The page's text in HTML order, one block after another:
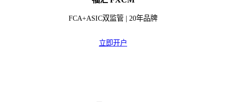
FCA+ASIC双监管 | 20年品牌
立即开户